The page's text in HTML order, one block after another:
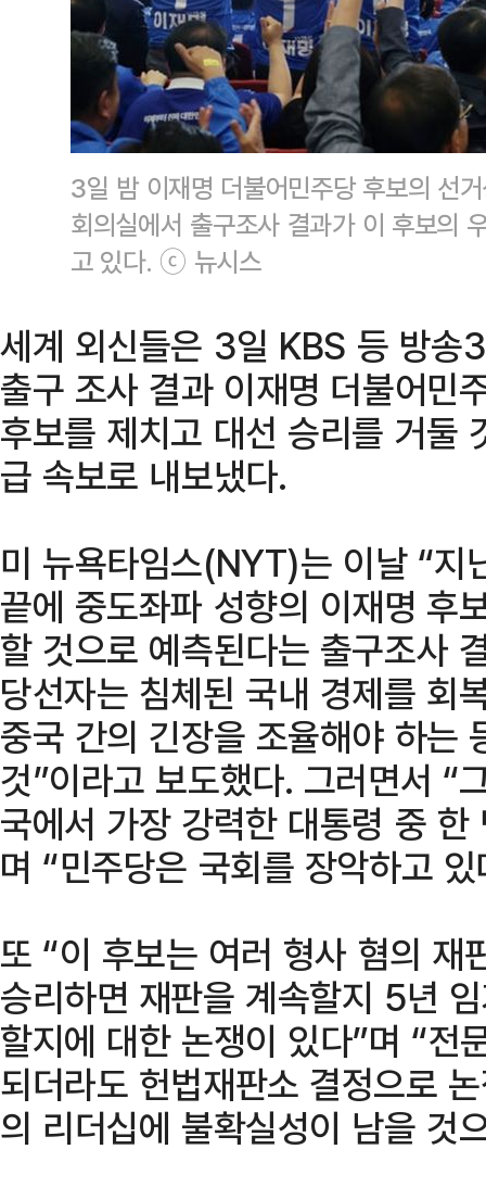
3일 밤 이재명 더불어민주당 후보의 선
회의실에서 출구조사 결과가 이 후보의
고 있다. ⓒ 뉴시스
세계 외신들은 3일 KBS 등 방송
출구 조사 결과 이재명 더불어민
후보를 제치고 대선 승리를 거둘
급 속보로 내보냈다.
미 뉴욕타임스(NYT)는 이날 “지
끝에 중도좌파 성향의 이재명 후
할 것으로 예측된다는 출구조사
당선자는 침체된 국내 경제를 회
중국 간의 긴장을 조율해야 하는
것”이라고 보도했다. 그러면서 “
국에서 가장 강력한 대통령 중
며 “민주당은 국회를 장악하고
또 “이 후보는 여러 형사 혐의 재
승리하면 재판을 계속할지 5년
할지에 대한 논쟁이 있다”며 “전
되더라도 헌법재판소 결정으로
의 리더십에 불확실성이 남을 것